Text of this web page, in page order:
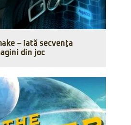
– iată secvenţa
din joc